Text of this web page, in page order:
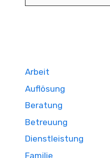
Arbeit
Auflösung
Beratung
Betreuung
Dienstleistung
Familie